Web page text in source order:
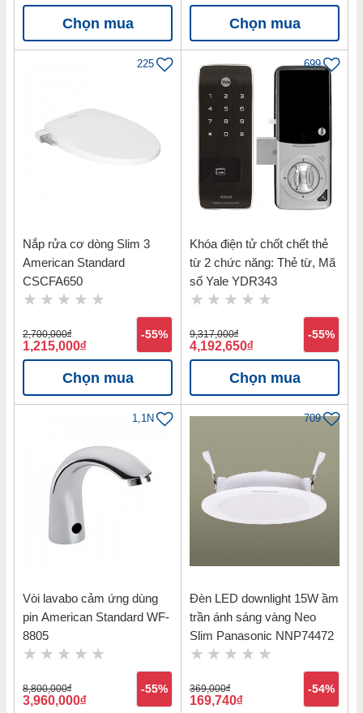
Chọn mua Chọn mua
225
Nắp rửa cơ dòng Slim 3
American Standard
CSCFA650
2,700,000đ
1,215,000đ
-55%
Chọn mua
699
Khóa điện tử chốt chết thẻ
từ 2 chức năng: Thẻ từ, Mã
số Yale YDR343
9,317,000đ
4,192,650đ
-55%
Chọn mua
1,1N
Vòi lavabo cảm ứng dùng
pin American Standard WF-
8805
8,800,000đ
3,960,000đ
-55%
709
Đèn LED downlight 15W ầm
trần ánh sáng vàng Neo
Slim Panasonic NNP74472
369,000đ
169,740đ
-54%